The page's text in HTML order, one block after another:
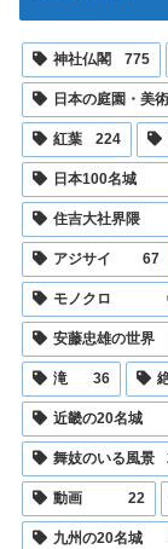
神社仏閣 775
日本の庭園・美
紅葉 224
日本100名城
住吉大社界隈
アジサイ 67
モノクロ
安藤忠雄の世界
滝 36
近畿の20名城
舞妓のいる風景
動画 22
九州の20名城